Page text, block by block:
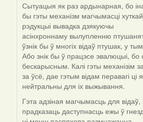
In
reply
to
by
Alla
Geurten
Сытуацыя як раз ардынарная, бо
бы гэты механізм магчымасці хуткай
рэдукцыі вывадка дзякуючы
асінхроннаму вылупленню
ўзнік бы ў многіх відаў птушак, у тым
Або знік бы ў працэсе эвалюцыі, бо
бескарысным. Калі гэты механізім
за ўсё, дае гэтым відам перавагі ці
нейтральны для іх выжывання.
Гэта адзіная магчымасць для відаў,
прадказаць даступнасць ежы ў